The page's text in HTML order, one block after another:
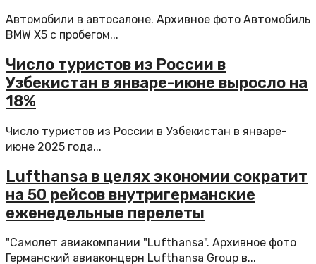
Автомобили в автосалоне. Архивное фото Автомобиль
BMW X5 с пробегом...
Число туристов из России в
Узбекистан в январе-июне выросло на
18%
Число туристов из России в Узбекистан в январе-
июне 2025 года...
Lufthansa в целях экономии сократит
на 50 рейсов внутригерманские
еженедельные перелеты
"Самолет авиакомпании "Lufthansa". Архивное фото
Германский авиаконцерн Lufthansa Group в...